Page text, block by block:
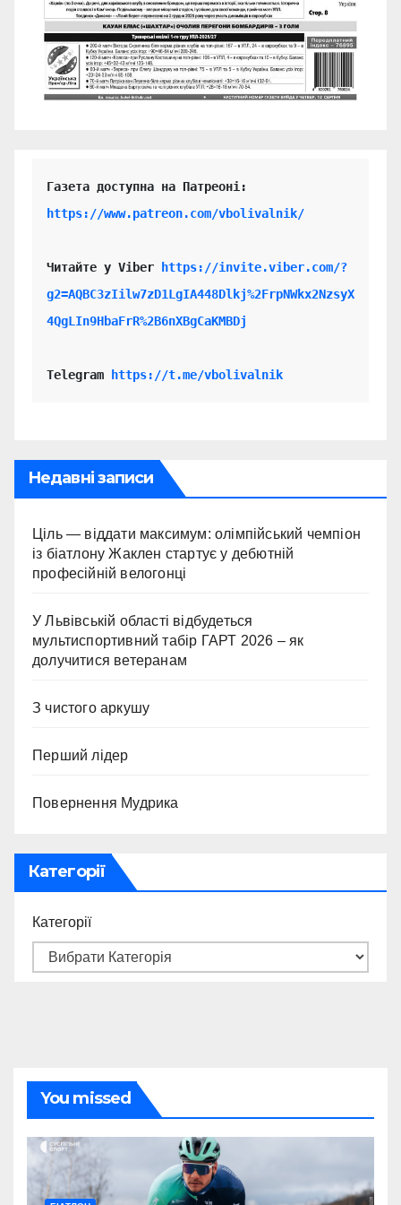
https://www.patreon.com/vbolivalnik/
Читайте у Viber
https://invite.viber.com/?
g2=AQBC3zIilw7zD1LgIA448Dlkj%2FrpNWkx2NzsyX
4QgLIn9HbaFrR%2B6nXBgCaKMBDj
Telegram https://t.me/vbolivalnik
Недавні записи
Ціль — віддати максимум: олімпійський чемпіон
із біатлону Жаклен стартує у дебютній
професійній велогонці
У Львівській області відбудеться
мультиспортивний табір ГАРТ 2026 – як
долучитися ветеранам
З чистого аркушу
Перший лідер
Повернення Мудрика
Категорії
Категорії
You missed